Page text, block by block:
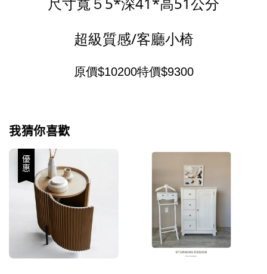
超級質感/客廳小椅
原價$10200特價$9300
我猜你喜歡
優惠